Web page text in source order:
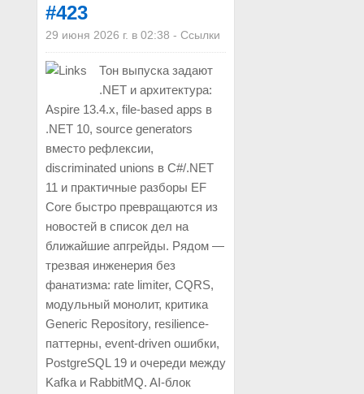
#423
29 июня 2026 г. в 02:38 - Ссылки
Тон выпуска задают
.NET и архитектура:
Aspire 13.4.x, file-based apps в
.NET 10, source generators
вместо рефлексии,
discriminated unions в C#/.NET
11 и практичные разборы EF
Core быстро превращаются из
новостей в список дел на
ближайшие апгрейды. Рядом —
трезвая инженерия без
фанатизма: rate limiter, CQRS,
модульный монолит, критика
Generic Repository, resilience-
паттерны, event-driven ошибки,
PostgreSQL 19 и очереди между
Kafka и RabbitMQ. AI-блок